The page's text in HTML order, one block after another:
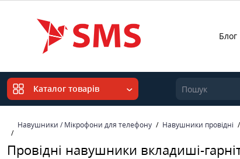
Блог
Каталог товарів
Навушники / Мікрофони для телефону Навушники провідні
Провідні навушники вкладиші-